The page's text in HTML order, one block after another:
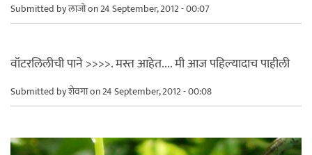
Submitted byलाजोon 24 September, 2012 - 00:07
वॉटरलिलीची पाने >>>>. मस्त आहेत.... मी आज पहिल्यादाच पाहीली
Submitted byशेवगाon 24 September, 2012 - 00:08